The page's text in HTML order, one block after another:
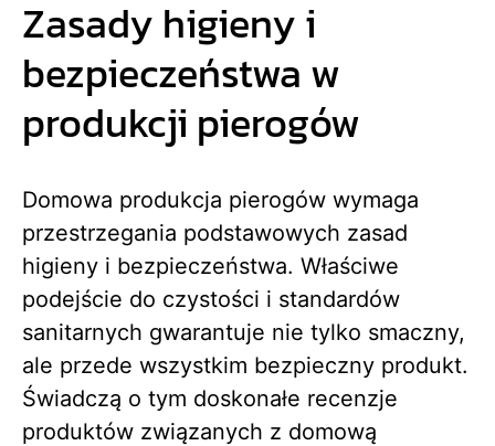
Zasady higieny i
bezpieczeństwa w
produkcji pierogów
Domowa produkcja pierogów wymaga
przestrzegania podstawowych zasad
higieny i bezpieczeństwa. Właściwe
podejście do czystości i standardów
sanitarnych gwarantuje nie tylko smaczny,
ale przede wszystkim bezpieczny produkt.
Świadczą o tym doskonałe recenzje
produktów związanych z domową